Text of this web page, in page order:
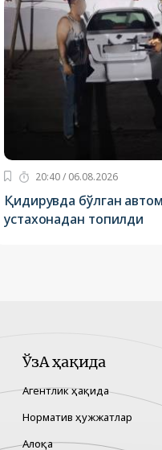
20:40 / 06.08.2026
Қидирувда бўлган
устахонадан топилди
ЎзА ҳақида
Агентлик ҳақида
Норматив ҳужжатлар
Алоқа